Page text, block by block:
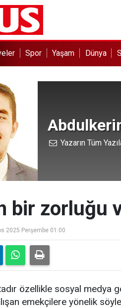
Spor Yaşam Dünya
Yazarın Tüm
bir zorluğu
2025 Perşembe 01:00
özellikle sosyal medya
emekçilere yönelik